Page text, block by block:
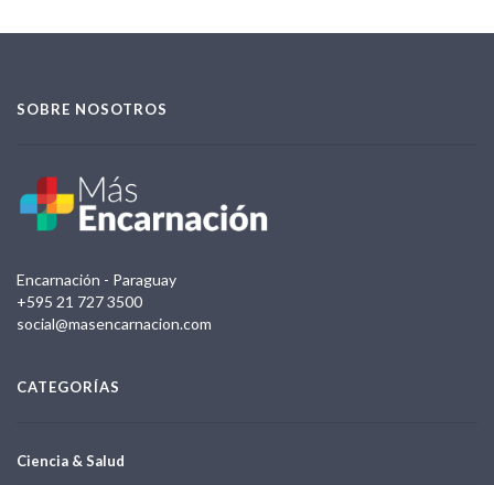
SOBRE NOSOTROS
Encarnación - Paraguay
+595 21 727 3500
social@masencarnacion.com
CATEGORÍAS
Ciencia & Salud